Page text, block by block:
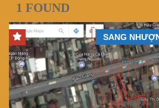
1 FOUND
SANG